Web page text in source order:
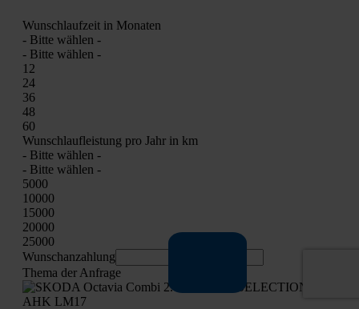
Wunsch­lauf­zeit in Mona­ten
- Bit­te wäh­len -
- Bit­te wäh­len -
12
24
36
48
60
Wunsch­lauf­leis­tung pro Jahr in km
- Bit­te wäh­len -
- Bit­te wäh­len -
5000
10000
15000
20000
25000
Wunschan­zah­lung
The­ma der Anfra­ge